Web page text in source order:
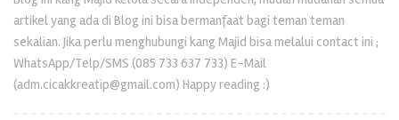
artikel yang ada di Blog ini bisa bermanfaat bagi teman teman
sekalian. Jika perlu menghubungi kang Majid bisa melalui contact ini ;
WhatsApp/Telp/SMS (085 733 637 733) E-Mail
(adm.cicakkreatip@gmail.com) Happy reading :)